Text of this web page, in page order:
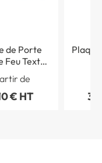
de Porte
Feu Text
H 60 x L 160
mm de
€ HT